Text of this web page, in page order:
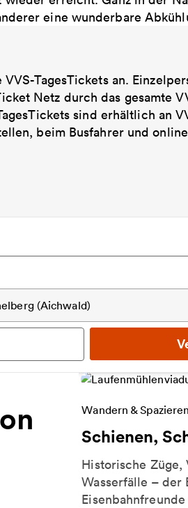
eine wunderbare
TagesTickets an.
Netz durch das gesamte
sind erhältlich an
beim Busfahrer und
(Aichwald)
Wandern & Spazieren
Schienen,
Historische Züge,
Wasserfälle – der
Weitere